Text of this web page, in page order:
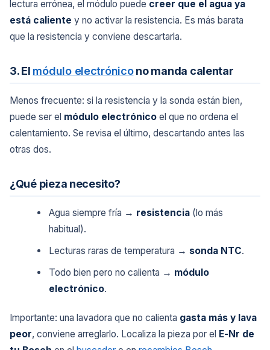
lectura errónea, el módulo puede creer que el agua ya
está caliente y no activar la resistencia. Es más barata
que la resistencia y conviene descartarla.
3. El módulo electrónicono manda calentar
Menos frecuente: si la resistencia y la sonda están bien,
puede ser el módulo electrónico el que no ordena el
calentamiento. Se revisa el último, descartando antes las
otras dos.
¿Qué pieza necesito?
Agua siempre fría → resistencia (lo más
habitual).
Lecturas raras de temperatura → sonda NTC.
Todo bien pero no calienta → módulo
electrónico.
Importante: una lavadora que no calienta gasta más y lava
peor, conviene arreglarlo. Localiza la pieza por el E-Nr de